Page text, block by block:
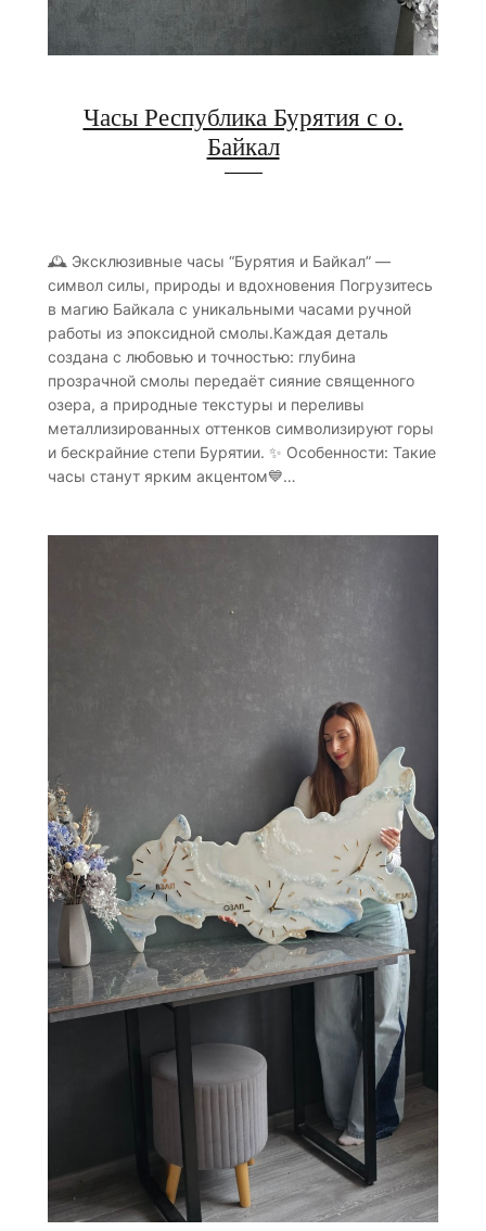
Часы Республика Бурятия с о.
Байкал
🕰 Эксклюзивные часы “Бурятия и Байкал” —
символ силы, природы и вдохновения Погрузитесь
в магию Байкала с уникальными часами ручной
работы из эпоксидной смолы.Каждая деталь
создана с любовью и точностью: глубина
прозрачной смолы передаёт сияние священного
озера, а природные текстуры и переливы
металлизированных оттенков символизируют горы
и бескрайние степи Бурятии. ✨ Особенности: Такие
часы станут ярким акцентом💙…